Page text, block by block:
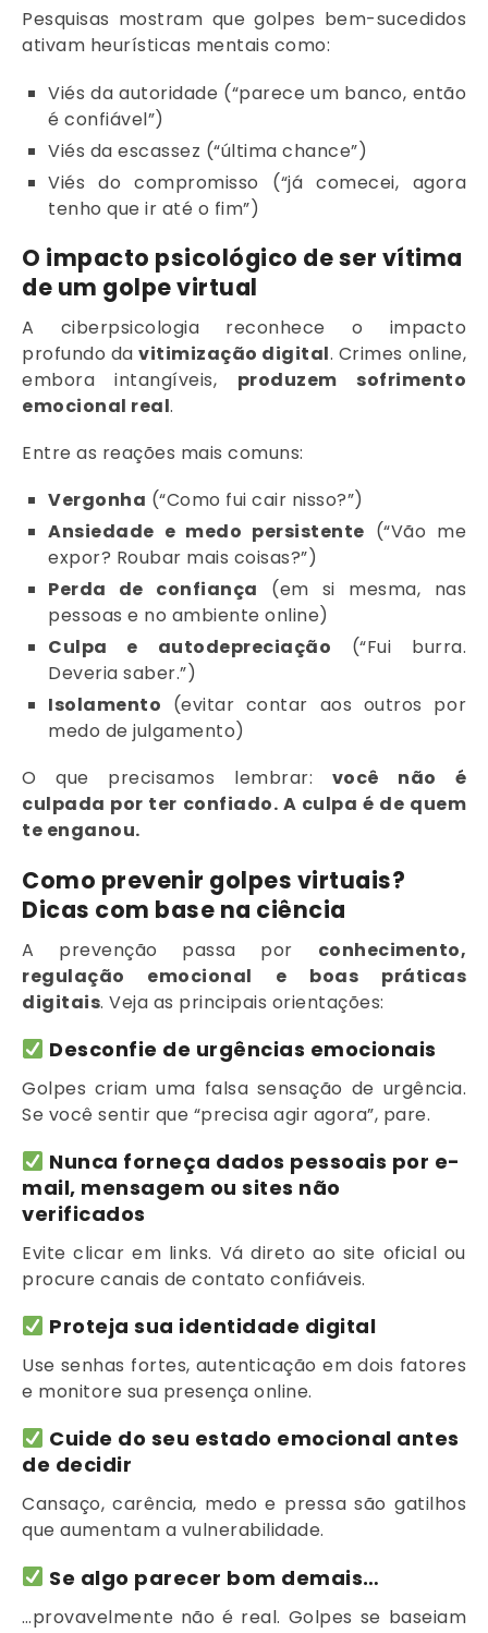
Pesquisas mostram que golpes bem-sucedidos
ativam heurísticas mentais como:
Viés da autoridade (“parece um banco, então
é confiável”)
Viés da escassez (“última chance”)
Viés do compromisso (“já comecei, agora
tenho que ir até o fim”)
O impacto psicológico de ser vítima
de um golpe virtual
A ciberpsicologia reconhece o impacto
profundo davitimização digital. Crimes online,
embora intangíveis, produzem sofrimento
emocional real.
Entre as reações mais comuns:
Vergonha (“Como fui cair nisso?”)
Ansiedade e medo persistente (“Vão me
expor? Roubar mais coisas?”)
Perda de confiança (em si mesma, nas
pessoas e no ambiente online)
Culpa e autodepreciação (“Fui burra.
Deveria saber.”)
Isolamento (evitar contar aos outros por
medo de julgamento)
O que precisamos lembrar: você não é
culpada por ter confiado. A culpa é de quem
te enganou.
Como prevenir golpes virtuais?
Dicas com base na ciência
A prevenção passa por conhecimento,
regulação emocional e boas práticas
digitais. Veja as principais orientações:
Desconfie de urgências emocionais
Golpes criam uma falsa sensação de urgência.
Se você sentir que “precisa agir agora”, pare.
Nunca forneça dados pessoais por e-
mail, mensagem ou sites não
verificados
Evite clicar em links. Vá direto ao site oficial ou
procure canais de contato confiáveis.
Proteja sua identidade digital
Use senhas fortes, autenticação em dois fatores
e monitore sua presença online.
Cuide do seu estado emocional antes
de decidir
Cansaço, carência, medo e pressa são gatilhos
que aumentam a vulnerabilidade.
Se algo parecer bom demais…
…provavelmente não é real. Golpes se baseiam